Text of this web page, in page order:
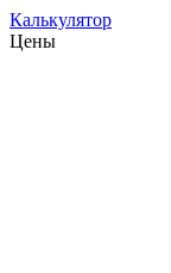
Калькулятор
Цены